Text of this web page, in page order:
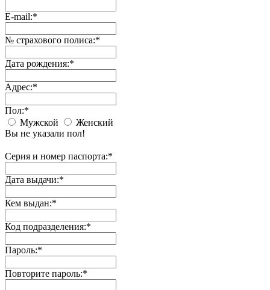
E-mail:*
№ страхового полиса:*
Дата рождения:*
Адрес:*
Пол:*
Мужской
Женский
Вы не указали пол!
Серия и номер паспорта:*
Дата выдачи:*
Кем выдан:*
Код подразделения:*
Пароль:*
Повторите пароль:*